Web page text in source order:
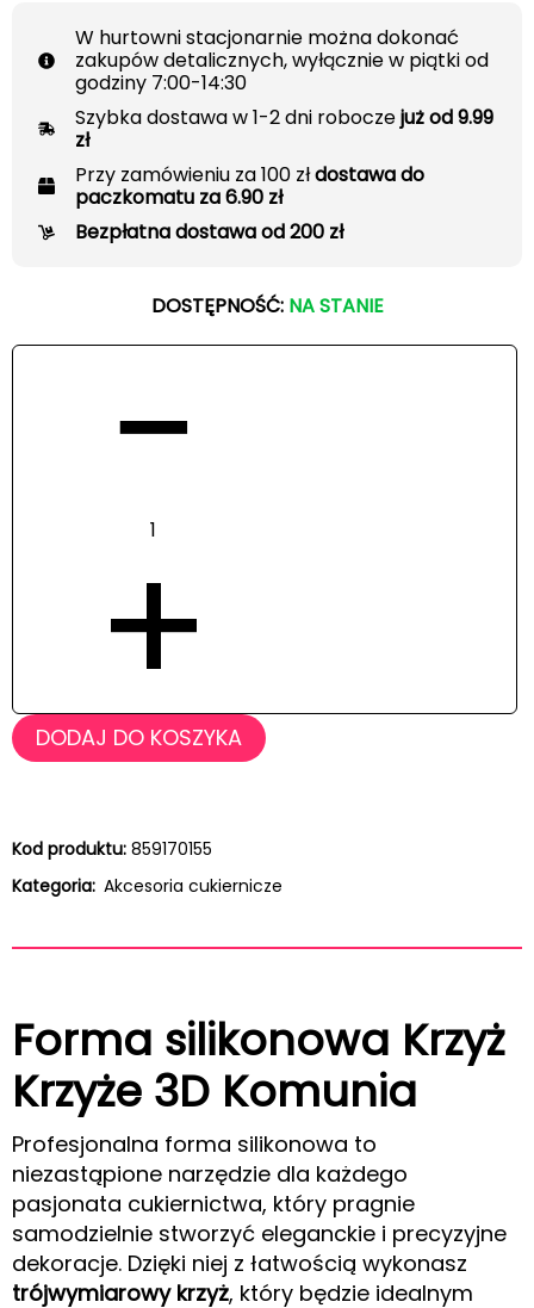
W hurtowni stacjonarnie można dokonać
zakupów detalicznych, wyłącznie w piątki od
godziny 7:00-14:30
Szybka dostawa w 1-2 dni roboczejuż od 9.99
zł
Przy zamówieniu za 100 złdostawa do
paczkomatu za 6.90 zł
Bezpłatna dostawa od 200 zł
DOSTĘPNOŚĆ: NA STANIE
−
+
DODAJ DO KOSZYKA
Kod produktu: 859170155
Kategoria: Akcesoria cukiernicze
Forma silikonowa Krzyż
Krzyże 3D Komunia
Profesjonalna forma silikonowa to
niezastąpione narzędzie dla każdego
pasjonata cukiernictwa, który pragnie
samodzielnie stworzyć eleganckie i precyzyjne
dekoracje. Dzięki niej z łatwością wykonasz
trójwymiarowy krzyż, który będzie idealnym